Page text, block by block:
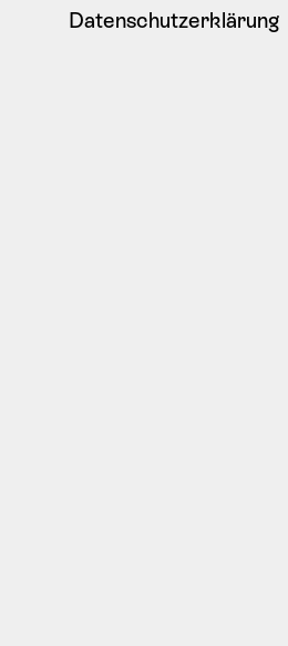
Datenschutzerklärung